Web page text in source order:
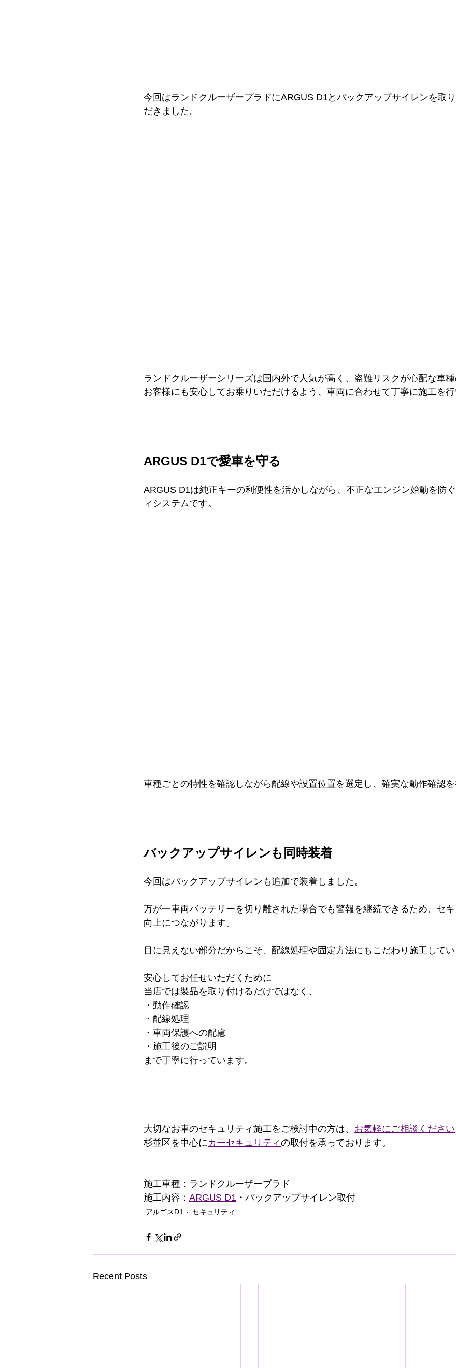
今回はランドクルーザープラドにARGUS D1とバックアップサイレンを取
だきました。
ランドクルーザーシリーズは国内外で人気が高く、盗難リスクが心配な車種
お客様にも安心してお乗りいただけるよう、車両に合わせて丁寧に施工を行
ARGUS D1で愛車を守る
ARGUS D1は純正キーの利便性を活かしながら、不正なエンジン始動を防
ィシステムです。
車種ごとの特性を確認しながら配線や設置位置を選定し、確実な動作確認を
バックアップサイレンも同時装着
今回はバックアップサイレンも追加で装着しました。
万が一車両バッテリーを切り離された場合でも警報を継続できるため、セ
向上につながります。
目に見えない部分だからこそ、配線処理や固定方法にもこだわり施工してい
安心してお任せいただくために
当店では製品を取り付けるだけではなく、
・動作確認
・配線処理
・車両保護への配慮
・施工後のご説明
まで丁寧に行っています。
大切なお車のセキュリティ施工をご検討中の方は、 お気軽にご相談ください
杉並区を中心に カーセキュリティの取付を承っております。
施工車種：ランドクルーザープラド
施工内容： ARGUS D1 ・バックアップサイレン取付
アルゴスD1 セキュリティ
Recent Posts